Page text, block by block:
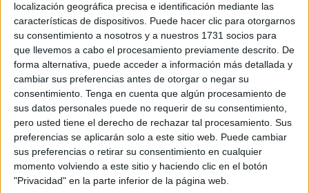
localización geográfica precisa e identificación mediante las
características de dispositivos. Puede hacer clic para otorgarnos
su consentimiento a nosotros y a nuestros 1731 socios para
que llevemos a cabo el procesamiento previamente descrito. De
forma alternativa, puede acceder a información más detallada y
cambiar sus preferencias antes de otorgar o negar su
consentimiento. Tenga en cuenta que algún procesamiento de
sus datos personales puede no requerir de su consentimiento,
pero usted tiene el derecho de rechazar tal procesamiento. Sus
preferencias se aplicarán solo a este sitio web. Puede cambiar
sus preferencias o retirar su consentimiento en cualquier
momento volviendo a este sitio y haciendo clic en el botón
"Privacidad" en la parte inferior de la página web.